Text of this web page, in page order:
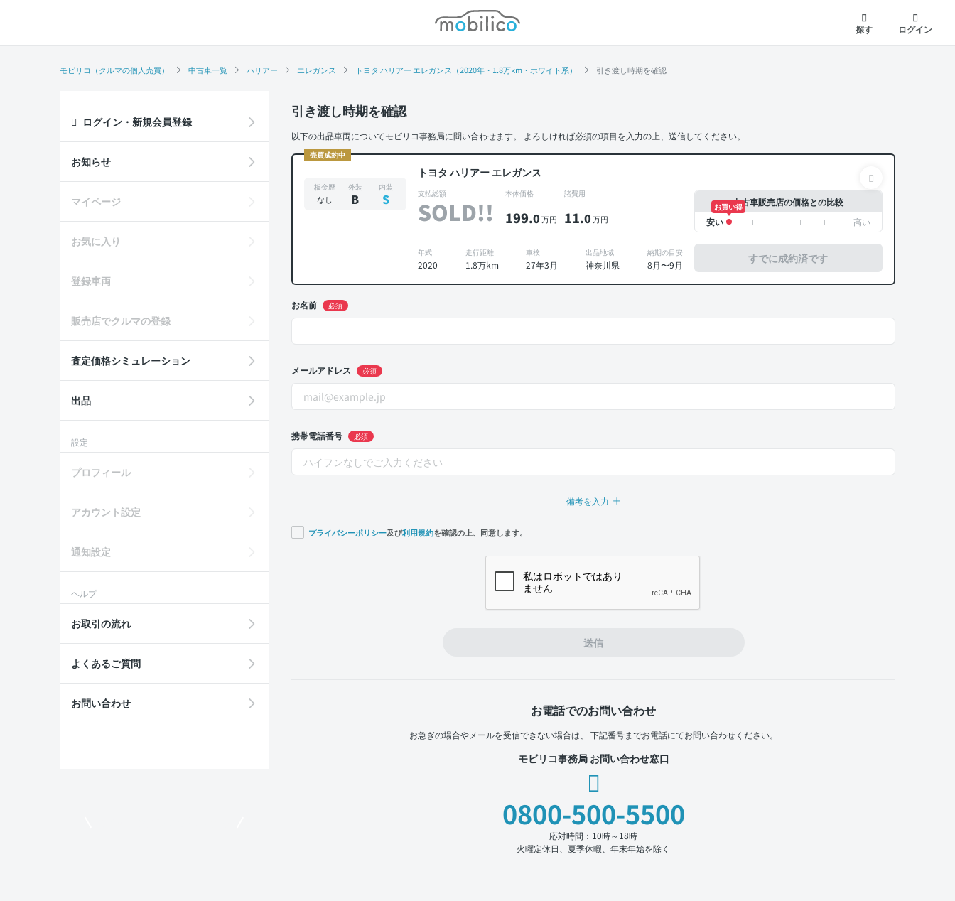
モビリコ
探す
ログイン
モビリコ（クルマの個人売買） 中古車一覧 ハリアー エレガンス トヨタ ハリアー エレガンス（2020年・1.8万km・ホワイト系） 引き渡し時期を確認
引き渡し時期を確認
以下の出品車両についてモビリコ事務局に問い合わせます。 よろしければ必須の項目を入力の上、送信してください。
売買成約中
トヨタ ハリアー エレガンス
板金歴
なし
外装
B
内装
S 支払総額
SOLD!!
本体価格
199.0万円
諸費用
11.0万円
年式
2020
走行距離
1.8万km
車検
27年3月
出品地域
神奈川県
納期の目安
8月〜9月
中古車販売店の価格との比較
お買い得
すでに成約済です
お名前 必須
メールアドレス 必須
携帯電話番号 必須
備考を入力
プライバシーポリシー及び利用規約を確認の上、同意します。
送信
お電話でのお問い合わせ
お急ぎの場合やメールを受信できない場合は、 下記番号までお電話にてお問い合わせください。
モビリコ事務局 お問い合わせ窓口
0800-500-5500
応対時間：10時～18時
火曜定休日、夏季休暇、年末年始を除く
ログイン・新規会員登録
お知らせ
マイページ
お気に入り
登録車両
販売店でクルマの登録
査定価格シミュレーション
出品
設定
プロフィール
アカウント設定
通知設定
ヘルプ
お取引の流れ
よくあるご質問
お問い合わせ